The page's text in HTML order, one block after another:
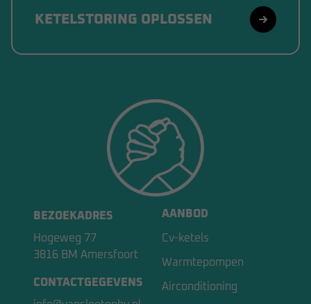
KETELSTORING OPLOSSEN
BEZOEKADRES
Hogeweg 77
3816 BM Amersfoort
CONTACTGEGEVENS
AANBOD
Cv-ketels
Warmtepompen
Airconditioning